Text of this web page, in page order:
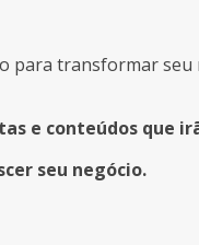
para transformar seu
e conteúdos que
seu negócio.